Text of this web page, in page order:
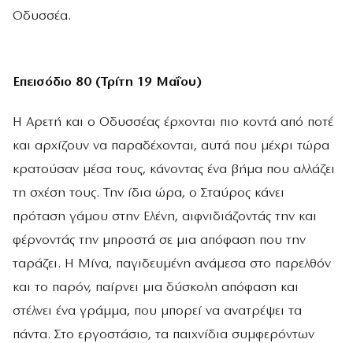
Οδυσσέα.
Επεισόδιο 80 (Τρίτη 19 Μαΐου)
Η Αρετή και ο Οδυσσέας έρχονται πιο κοντά από ποτέ
και αρχίζουν να παραδέχονται, αυτά που μέχρι τώρα
κρατούσαν μέσα τους, κάνοντας ένα βήμα που αλλάζει
τη σχέση τους. Την ίδια ώρα, ο Σταύρος κάνει
πρόταση γάμου στην Ελένη, αιφνιδιάζοντάς την και
φέρνοντάς την μπροστά σε μια απόφαση που την
ταράζει. Η Μίνα, παγιδευμένη ανάμεσα στο παρελθόν
και το παρόν, παίρνει μια δύσκολη απόφαση και
στέλνει ένα γράμμα, που μπορεί να ανατρέψει τα
πάντα. Στο εργοστάσιο, τα παιχνίδια συμφερόντων